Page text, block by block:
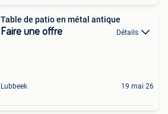
Table de patio en métal antique
Faire une offre Détails
Lubbeek 19 mai 26